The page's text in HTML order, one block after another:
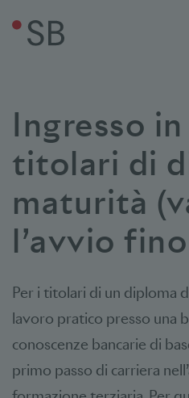
Ingresso
titolari di
maturità
l’avvio
Per i titolari di un diploma
lavoro pratico presso una
conoscenze bancarie di
primo passo di carriera